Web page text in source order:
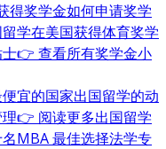
得奖学金如何申请奖学
学在美国获得体育奖学
👉 查看所有奖学金小
宜的国家出国留学的动
👉 阅读更多出国留学
MBA 最佳选择法学专